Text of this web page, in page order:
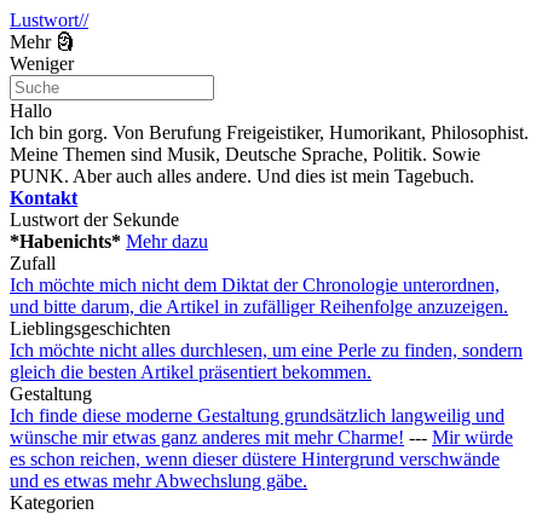
Lustwort//
Mehr 🗿
Weniger
Hallo
Ich bin gorg. Von Berufung Freigeistiker, Humorikant, Philosophist.
Meine Themen sind Musik, Deutsche Sprache, Politik. Sowie
PUNK. Aber auch alles andere. Und dies ist mein Tagebuch.
Kontakt
Lustwort der Sekunde
*Habenichts* Mehr dazu
Zufall
Ich möchte mich nicht dem Diktat der Chronologie unterordnen,
und bitte darum, die Artikel in zufälliger Reihenfolge anzuzeigen.
Lieblingsgeschichten
Ich möchte nicht alles durchlesen, um eine Perle zu finden, sondern
gleich die besten Artikel präsentiert bekommen.
Gestaltung
Ich finde diese moderne Gestaltung grundsätzlich langweilig und
wünsche mir etwas ganz anderes mit mehr Charme! --- Mir würde
es schon reichen, wenn dieser düstere Hintergrund verschwände
und es etwas mehr Abwechslung gäbe.
Kategorien